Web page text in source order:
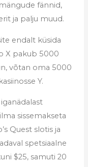
fännid,
ja palju muud.
endalt küsida
X pakub 5000
võtan oma 5000
Y.
sissemakseta
Quest slotis ja
spetsiaalne
$25, samuti 20